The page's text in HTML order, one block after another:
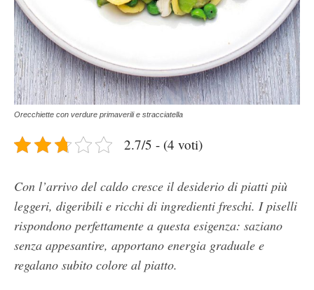
Orecchiette con verdure primaverili e stracciatella
2.7/5 - (4 voti)
Con l’arrivo del caldo cresce il desiderio di piatti più
leggeri, digeribili e ricchi di ingredienti freschi. I piselli
rispondono perfettamente a questa esigenza: saziano
senza appesantire, apportano energia graduale e
regalano subito colore al piatto.